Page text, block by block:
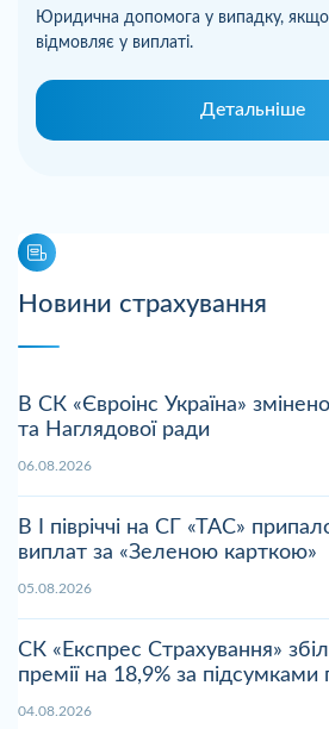
Юридична допомога у випадку, якщо
відмовляє у виплаті.
Детальніше
Новини страхування
В СК «Євроінс Україна»
та Наглядової ради
06.08.2026
В І півріччі на СГ «ТАС»
виплат за «Зеленою карткою»
05.08.2026
СК «Експрес Страхування»
премії на 18,9% за підсумками
04.08.2026